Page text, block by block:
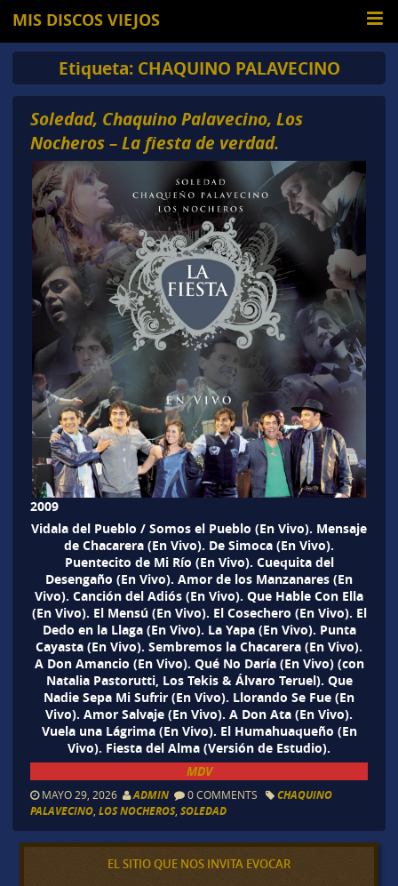
MIS DISCOS VIEJOS
Etiqueta: CHAQUINO PALAVECINO
Soledad, Chaquino Palavecino, Los
Nocheros – La fiesta de verdad.
2009
Vidala del Pueblo / Somos el Pueblo (En Vivo). Mensaje
de Chacarera (En Vivo). De Simoca (En Vivo).
Puentecito de Mi Río (En Vivo). Cuequita del
Desengaño (En Vivo). Amor de los Manzanares (En
Vivo). Canción del Adiós (En Vivo). Que Hable Con Ella
(En Vivo). El Mensú (En Vivo). El Cosechero (En Vivo). El
Dedo en la Llaga (En Vivo). La Yapa (En Vivo). Punta
Cayasta (En Vivo). Sembremos la Chacarera (En Vivo).
A Don Amancio (En Vivo). Qué No Daría (En Vivo) (con
Natalia Pastorutti, Los Tekis & Álvaro Teruel). Que
Nadie Sepa Mi Sufrir (En Vivo). Llorando Se Fue (En
Vivo). Amor Salvaje (En Vivo). A Don Ata (En Vivo).
Vuela una Lágrima (En Vivo). El Humahuaqueño (En
Vivo). Fiesta del Alma (Versión de Estudio).
MDV
MAYO 29, 2026 ADMIN 0 COMMENTS
CHAQUINO
PALAVECINO, LOS NOCHEROS, SOLEDAD
EL SITIO QUE NOS INVITA EVOCAR